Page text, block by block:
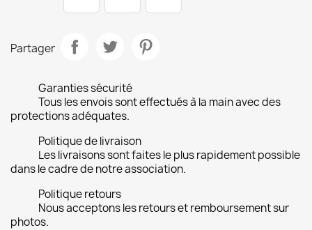
Partager
Garanties sécurité
Tous les envois sont effectués à la main avec des
protections adéquates.
Politique de livraison
Les livraisons sont faites le plus rapidement possible
dans le cadre de notre association.
Politique retours
Nous acceptons les retours et remboursement sur
photos.